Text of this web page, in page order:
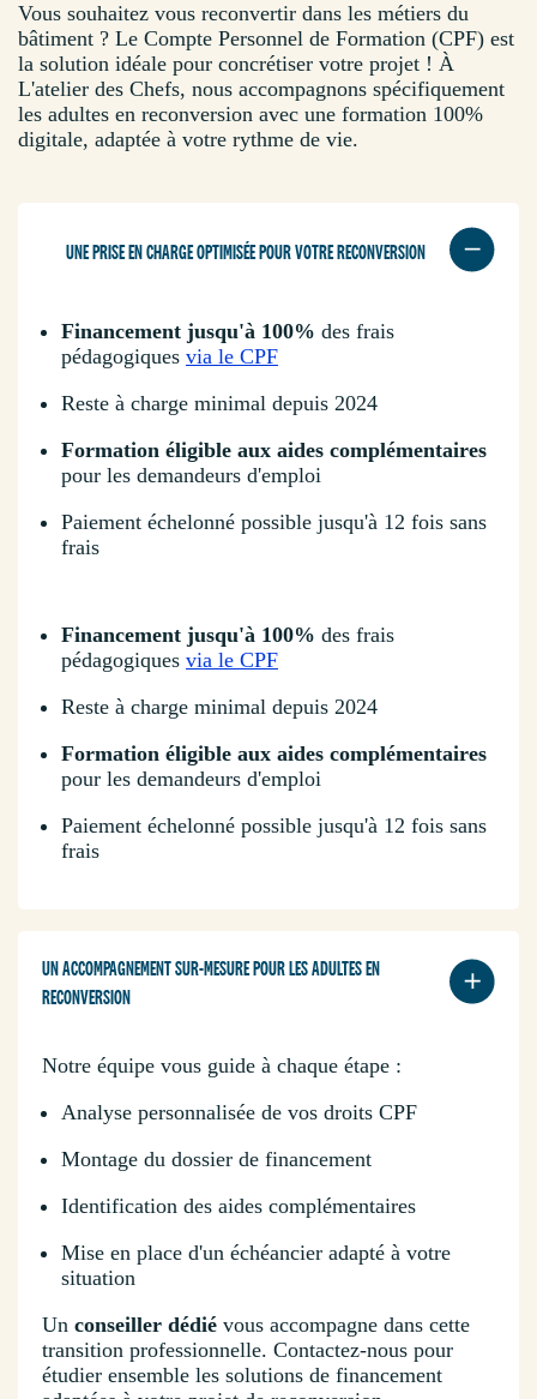
Vous souhaitez vous reconvertir dans les métiers du
bâtiment ? Le Compte Personnel de Formation (CPF) est
la solution idéale pour concrétiser votre projet ! À
L'atelier des Chefs, nous accompagnons spécifiquement
les adultes en reconversion avec une formation 100%
digitale, adaptée à votre rythme de vie.
UNE PRISE EN CHARGE OPTIMISÉE POUR VOTRE RECONVERSION
Financement jusqu'à 100% des frais
pédagogiques via le CPF
Reste à charge minimal depuis 2024
Formation éligible aux aides complémentaires
pour les demandeurs d'emploi
Paiement échelonné possible jusqu'à 12 fois sans
frais
Financement jusqu'à 100% des frais
pédagogiques via le CPF
Reste à charge minimal depuis 2024
Formation éligible aux aides complémentaires
pour les demandeurs d'emploi
Paiement échelonné possible jusqu'à 12 fois sans
frais
UN ACCOMPAGNEMENT SUR-MESURE POUR LES ADULTES EN
RECONVERSION
Notre équipe vous guide à chaque étape :
Analyse personnalisée de vos droits CPF
Montage du dossier de financement
Identification des aides complémentaires
Mise en place d'un échéancier adapté à votre
situation
Un conseiller dédié vous accompagne dans cette
transition professionnelle. Contactez-nous pour
étudier ensemble les solutions de financement